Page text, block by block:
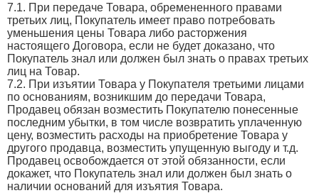
7.1. При передаче Товара, обремененного правами
третьих лиц, Покупатель имеет право потребовать
уменьшения цены Товара либо расторжения
настоящего Договора, если не будет доказано, что
Покупатель знал или должен был знать о правах третьих
лиц на Товар.
7.2. При изъятии Товара у Покупателя третьими лицами
по основаниям, возникшим до передачи Товара,
Продавец обязан возместить Покупателю понесенные
последним убытки, в том числе возвратить уплаченную
цену, возместить расходы на приобретение Товара у
другого продавца, возместить упущенную выгоду и т.д.
Продавец освобождается от этой обязанности, если
докажет, что Покупатель знал или должен был знать о
наличии оснований для изъятия Товара.